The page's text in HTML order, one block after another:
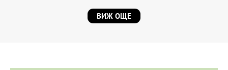
ВИЖ ОЩЕ